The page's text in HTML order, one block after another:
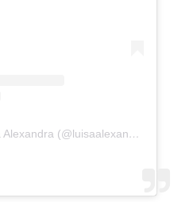
A post shared by Luisa Alexandra (@luisaalexandra)